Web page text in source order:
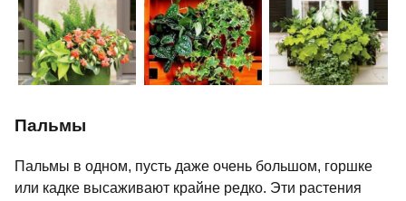
Пальмы
Пальмы в одном, пусть даже очень большом, горшке
или кадке высаживают крайне редко. Эти растения